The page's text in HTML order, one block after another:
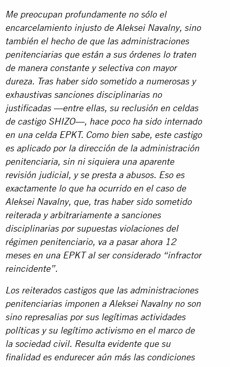
Me preocupan profundamente no sólo el
encarcelamiento injusto de Aleksei Navalny, sino
también el hecho de que las administraciones
penitenciarias que están a sus órdenes lo traten
de manera constante y selectiva con mayor
dureza. Tras haber sido sometido a numerosas y
exhaustivas sanciones disciplinarias no
justificadas —entre ellas, su reclusión en celdas
de castigo SHIZO—, hace poco ha sido internado
en una celda EPKT. Como bien sabe, este castigo
es aplicado por la dirección de la administración
penitenciaria, sin ni siquiera una aparente
revisión judicial, y se presta a abusos. Eso es
exactamente lo que ha ocurrido en el caso de
Aleksei Navalny, que, tras haber sido sometido
reiterada y arbitrariamente a sanciones
disciplinarias por supuestas violaciones del
régimen penitenciario, va a pasar ahora 12
meses en una EPKT al ser considerado “infractor
reincidente”.
Los reiterados castigos que las administraciones
penitenciarias imponen a Aleksei Navalny no son
sino represalias por sus legítimas actividades
políticas y su legítimo activismo en el marco de
la sociedad civil. Resulta evidente que su
finalidad es endurecer aún más las condiciones